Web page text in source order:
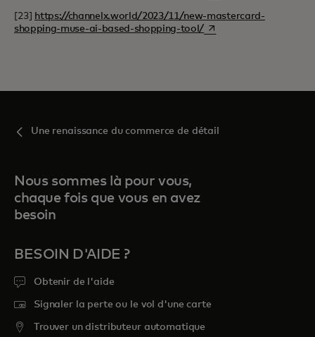
[23]
https://channelx.world/2023/11/new-mastercard-
shopping-muse-ai-based-shopping-tool/s’ouvre dans un nouvel
Une renaissance du commerce de détail
Nous sommes là pour vous,
chaque fois que vous en avez
besoin
BESOIN D'AIDE ?
Obtenir de l'aide
Signaler la perte ou le vol d'une carte
Trouver un distributeur automatique